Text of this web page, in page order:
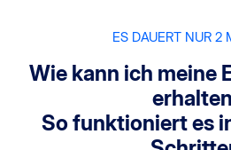
ES DAUERT NUR 2
Wie kann ich meine
So funktioniert es